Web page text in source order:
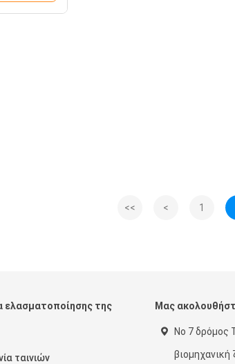
<< < 1
ελασματοποίησης της
ταινιών
Μας
Νο 7 δρόμος
βιομηχανική